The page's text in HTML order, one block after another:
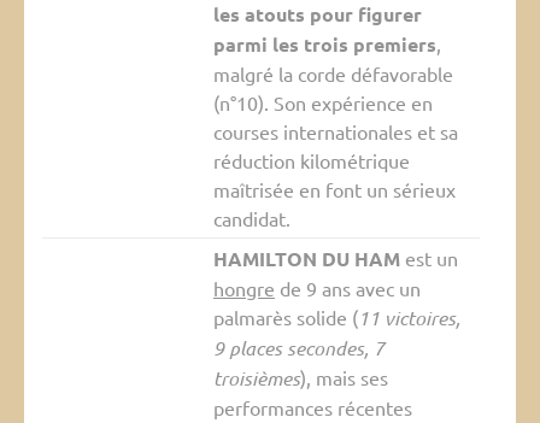
les atouts pour figurer
parmi les trois premiers,
malgré la corde défavorable
(n°10). Son expérience en
courses internationales et sa
réduction kilométrique
maîtrisée en font un sérieux
candidat.
HAMILTON DU HAMest un
hongre de 9 ans avec un
palmarès solide (11 victoires,
9 places secondes, 7
troisièmes), mais ses
performances récentes